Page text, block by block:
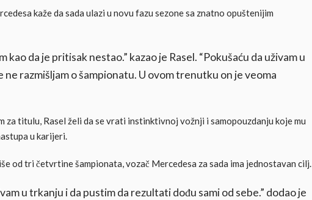
kaže da sada ulazi u novu fazu sezone sa znatno opuštenijim
kao da je pritisak nestao.” kazao je Rasel. “Pokušaću da uživam u
ne razmišljam o šampionatu. U ovom trenutku on je veoma
za titulu, Rasel želi da se vrati instinktivnoj vožnji i samopouzdanju koje mu
u karijeri.
od tri četvrtine šampionata, vozač Mercedesa za sada ima jednostavan cilj.
u trkanju i da pustim da rezultati dođu sami od sebe.” dodao je